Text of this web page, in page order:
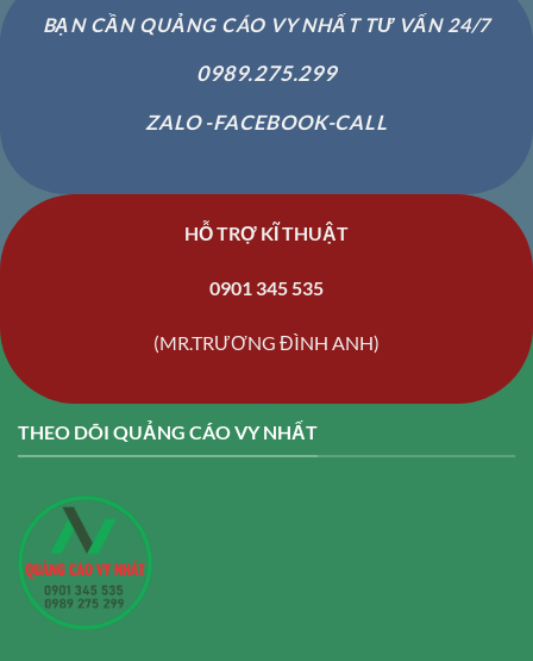
BẠN CẦN QUẢNG CÁO VY NHẤT TƯ VẤN 24/7
0989.275.299
ZALO -FACEBOOK-CALL
HỖ TRỢ KĨ THUẬT
0901 345 535
(MR.TRƯƠNG ĐÌNH ANH)
THEO DÕI QUẢNG CÁO VY NHẤT